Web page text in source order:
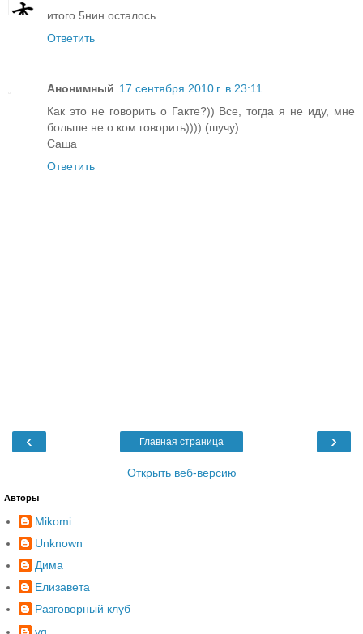
итого 5нин осталось...
Ответить
Анонимный 17 сентября 2010 г. в 23:11
Как это не говорить о Гакте?)) Все, тогда я не иду, мне
больше не о ком говорить)))) (шучу)
Саша
Ответить
‹ ›
Главная страница
Открыть веб-версию
Авторы
Mikomi
Unknown
Дима
Елизавета
Разговорный клуб
vg